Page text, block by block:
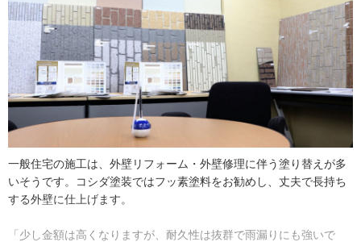
一般住宅の施工は、外壁リフォーム・外壁修理に伴う塗り替えが多
いそうです。コシダ塗装ではフッ素塗料をお勧めし、丈夫で長持ち
する外壁に仕上げます。
「少し金額は高くなりますが、耐久性は抜群で雨漏りにも強いで